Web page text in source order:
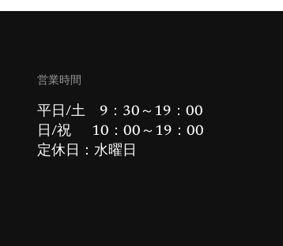
営業時間
平日/土 9：30～19：00
日/祝 10：00～19：00
定休日：水曜日